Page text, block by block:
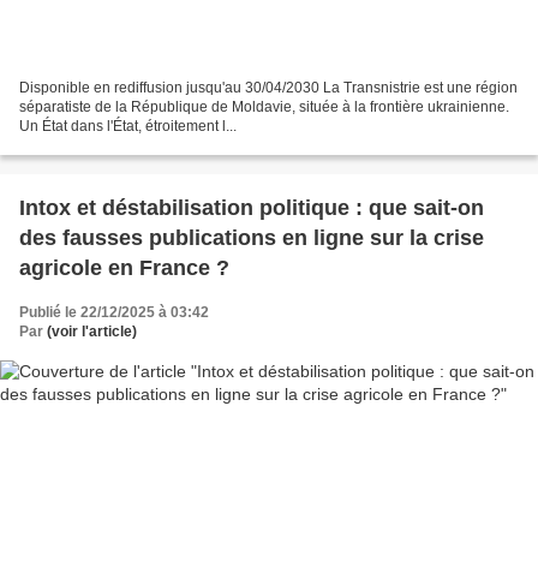
Disponible en rediffusion jusqu'au 30/04/2030 La Transnistrie est une région
séparatiste de la République de Moldavie, située à la frontière ukrainienne.
Un État dans l'État, étroitement l...
Intox et déstabilisation politique : que sait-on
des fausses publications en ligne sur la crise
agricole en France ?
Publié le 22/12/2025 à 03:42
Par (voir l'article)